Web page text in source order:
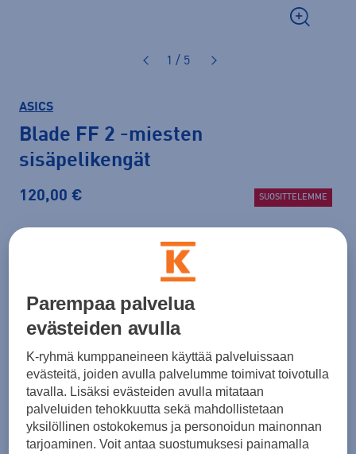
1 / 5
ASICS
Blade FF 2 -miesten
sisäpelikengät
120,00 € SUOSITTELEMME
Koko
44,5 45 46 46,5 47 48
Kokotaulukko
Parempaa palvelua
evästeiden avulla
K-ryhmä kumppaneineen käyttää palveluissaan
evästeitä, joiden avulla palvelumme toimivat toivotulla
tavalla. Lisäksi evästeiden avulla mitataan
palveluiden tehokkuutta sekä mahdollistetaan
yksilöllinen ostokokemus ja personoidun mainonnan
tarjoaminen. Voit antaa suostumuksesi painamalla